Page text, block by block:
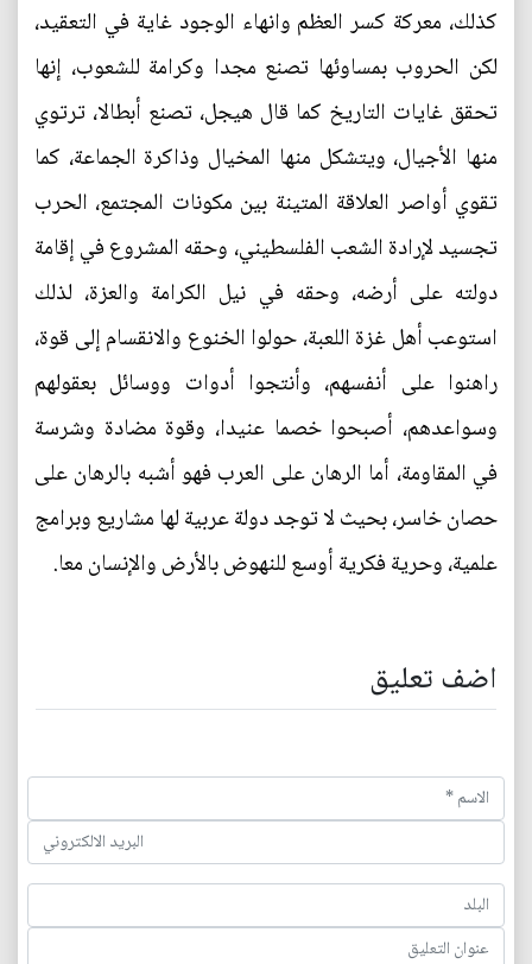
كذلك، معركة كسر العظم وانهاء الوجود غاية في التعقيد،
لكن الحروب بمساوئها تصنع مجدا وكرامة للشعوب، إنها
تحقق غايات التاريخ كما قال هيجل، تصنع أبطالا، ترتوي
منها الأجيال، ويتشكل منها المخيال وذاكرة الجماعة، كما
تقوي أواصر العلاقة المتينة بين مكونات المجتمع، الحرب
تجسيد لإرادة الشعب الفلسطيني، وحقه المشروع في إقامة
دولته على أرضه، وحقه في نيل الكرامة والعزة، لذلك
استوعب أهل غزة اللعبة، حولوا الخنوع والانقسام إلى قوة،
راهنوا على أنفسهم، وأنتجوا أدوات ووسائل بعقولهم
وسواعدهم، أصبحوا خصما عنيدا، وقوة مضادة وشرسة
في المقاومة، أما الرهان على العرب فهو أشبه بالرهان على
حصان خاسر، بحيث لا توجد دولة عربية لها مشاريع وبرامج
علمية، وحرية فكرية أوسع للنهوض بالأرض والإنسان معا.
اضف تعليق